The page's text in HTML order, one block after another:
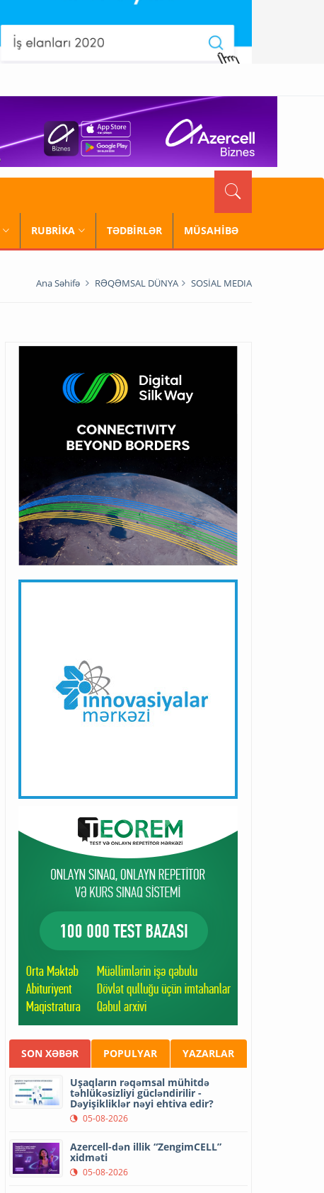
RUBRİKA TƏDBİRLƏR MÜSAHİBƏ
Ana Səhifə RƏQƏMSAL DÜNYA SOSİAL MEDIA
SON XƏBƏR POPULYAR YAZARLAR
Uşaqların rəqəmsal mühitdə
təhlükəsizliyi gücləndirilir -
Dəyişikliklər nəyi ehtiva edir?
05-08-2026
Azercell-dən illik “ZengimCELL”
xidməti
05-08-2026